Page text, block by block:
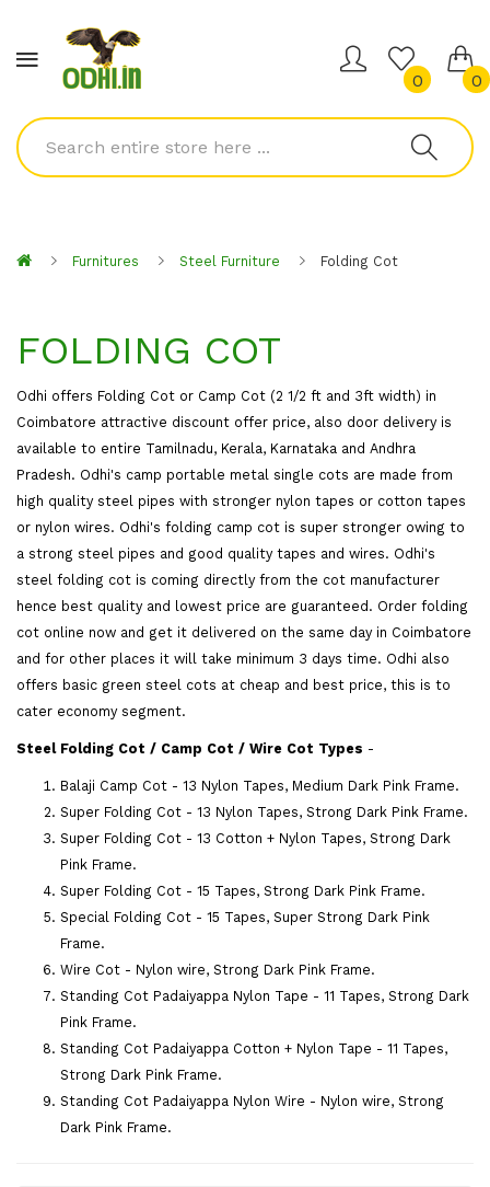
0 0
Furnitures Steel Furniture Folding Cot
FOLDING COT
Odhi offers Folding Cot or Camp Cot (2 1/2 ft and 3ft width) in
Coimbatore attractive discount offer price, also door delivery is
available to entire Tamilnadu, Kerala, Karnataka and Andhra
Pradesh. Odhi's camp portable metal single cots are made from
high quality steel pipes with stronger nylon tapes or cotton tapes
or nylon wires. Odhi's folding camp cot is super stronger owing to
a strong steel pipes and good quality tapes and wires. Odhi's
steel folding cot is coming directly from the cot manufacturer
hence best quality and lowest price are guaranteed. Order folding
cot online now and get it delivered on the same day in Coimbatore
and for other places it will take minimum 3 days time. Odhi also
offers basic green steel cots at cheap and best price, this is to
cater economy segment.
Steel Folding Cot / Camp Cot / Wire Cot Types -
Balaji Camp Cot - 13 Nylon Tapes, Medium Dark Pink Frame.
Super Folding Cot - 13 Nylon Tapes, Strong Dark Pink Frame.
Super Folding Cot - 13 Cotton + Nylon Tapes, Strong Dark
Pink Frame.
Super Folding Cot - 15 Tapes, Strong Dark Pink Frame.
Special Folding Cot - 15 Tapes, Super Strong Dark Pink
Frame.
Wire Cot - Nylon wire, Strong Dark Pink Frame.
Standing Cot Padaiyappa Nylon Tape - 11 Tapes, Strong Dark
Pink Frame.
Standing Cot Padaiyappa Cotton + Nylon Tape - 11 Tapes,
Strong Dark Pink Frame.
Standing Cot Padaiyappa Nylon Wire - Nylon wire, Strong
Dark Pink Frame.